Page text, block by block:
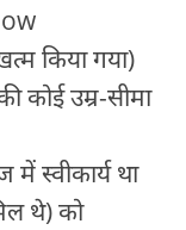
किया गया)
कोई उम्र-सीमा
स्वीकार्य था
थे) को